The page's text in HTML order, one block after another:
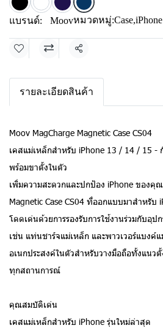
แบรนด์: Moovหมวดหมู่:Case,iPhone
แชร์
รายละเอียดสินค้า
Moov MagCharge Magnetic Case CS04
เคสแม่เหล็กสำหรับ iPhone 13 / 14 / 15 -
พร้อมขาตั้งในตัว
เพิ่มความสะดวกและปกป้อง iPhone ของคุ
Magnetic Case CS04 ที่ออกแบบมาสำหรับ
โดดเด่นด้วยการรองรับการใช้งานร่วมกับอุป
เช่น แท่นชาร์จแม่เหล็ก และพาวเวอร์แบงค์
อเนกประสงค์ในตัวสำหรับวางมือถือทั้งแนว
ทุกสถานการณ์
คุณสมบัติเด่น
เคสแม่เหล็กสำหรับ iPhone รุ่นใหม่ล่าสุด